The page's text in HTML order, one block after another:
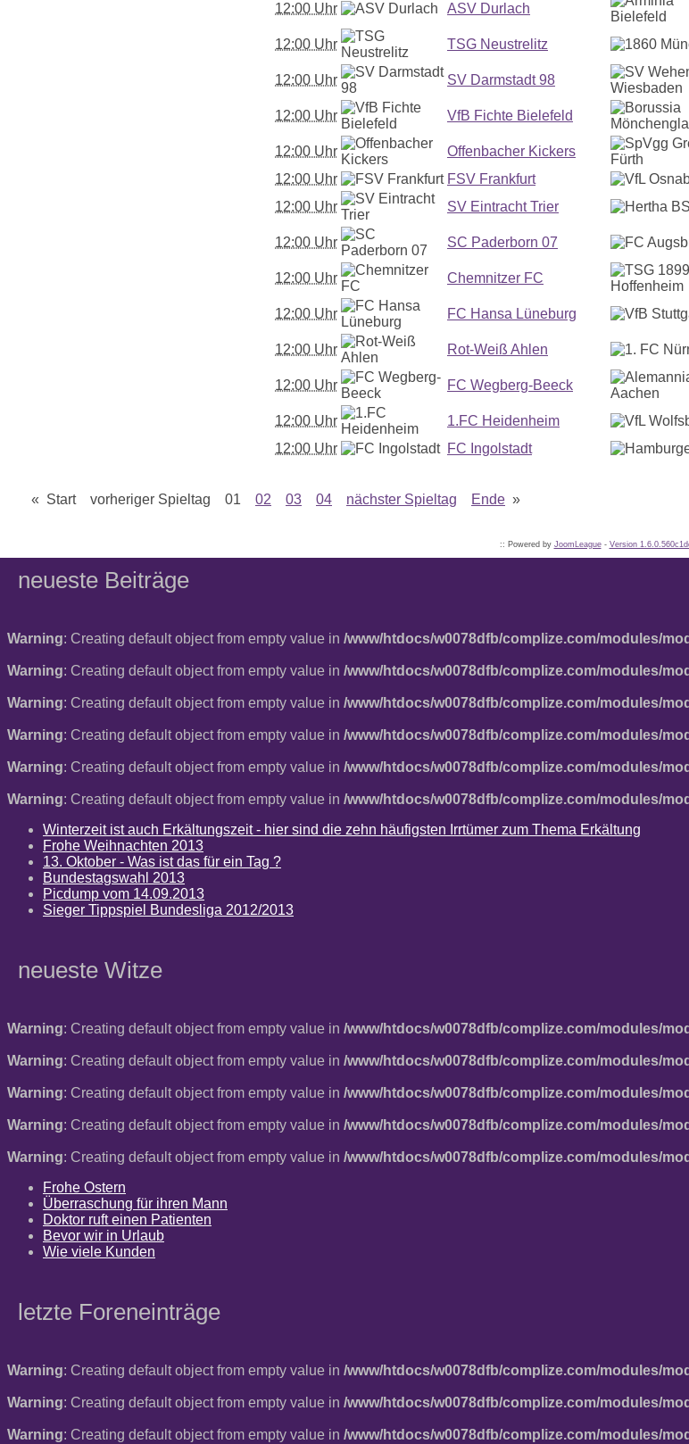
12:00 Uhr ASV Durlach
12:00 Uhr TSG Neustrelitz
12:00 Uhr SV Darmstadt 98
12:00 Uhr VfB Fichte Bielefeld
12:00 Uhr Offenbacher Kickers
12:00 Uhr
FSV Frankfurt
12:00 Uhr
SV Eintracht Trier
12:00 Uhr SC Paderborn 07
12:00 Uhr Chemnitzer FC
12:00 Uhr FC Hansa Lüneburg
12:00 Uhr Rot-Weiß Ahlen
12:00 Uhr FC Wegberg-Beeck
12:00 Uhr 1.FC Heidenheim
12:00 Uhr
FC Ingolstadt
« Start vorheriger Spieltag 01 02 03 04 nächster Spieltag Ende »
:: Powered by JoomLeague- Version
neueste Beiträge
Warning: Creating default object from empty value in /www/htdocs/w0078dfb/complize.com/modules/
Warning: Creating default object from empty value in /www/htdocs/w0078dfb/complize.com/modules/
Warning: Creating default object from empty value in /www/htdocs/w0078dfb/complize.com/modules/
Warning: Creating default object from empty value in /www/htdocs/w0078dfb/complize.com/modules/
Warning: Creating default object from empty value in /www/htdocs/w0078dfb/complize.com/modules/
Warning: Creating default object from empty value in /www/htdocs/w0078dfb/complize.com/modules/
Winterzeit ist auch Erkältungszeit - hier sind die zehn häufigsten Irrtümer zum Thema Erkältung
Frohe Weihnachten 2013
13. Oktober - Was ist das für ein Tag ?
Bundestagswahl 2013
Picdump vom 14.09.2013
Sieger Tippspiel Bundesliga 2012/2013
neueste Witze
Warning: Creating default object from empty value in /www/htdocs/w0078dfb/complize.com/modules/
Warning: Creating default object from empty value in /www/htdocs/w0078dfb/complize.com/modules/
Warning: Creating default object from empty value in /www/htdocs/w0078dfb/complize.com/modules/
Warning: Creating default object from empty value in /www/htdocs/w0078dfb/complize.com/modules/
Warning: Creating default object from empty value in /www/htdocs/w0078dfb/complize.com/modules/
Frohe Ostern
Überraschung für ihren Mann
Doktor ruft einen Patienten
Bevor wir in Urlaub
Wie viele Kunden
letzte Foreneinträge
Warning: Creating default object from empty value in /www/htdocs/w0078dfb/complize.com/modules/
Warning: Creating default object from empty value in /www/htdocs/w0078dfb/complize.com/modules/
Warning: Creating default object from empty value in /www/htdocs/w0078dfb/complize.com/modules/